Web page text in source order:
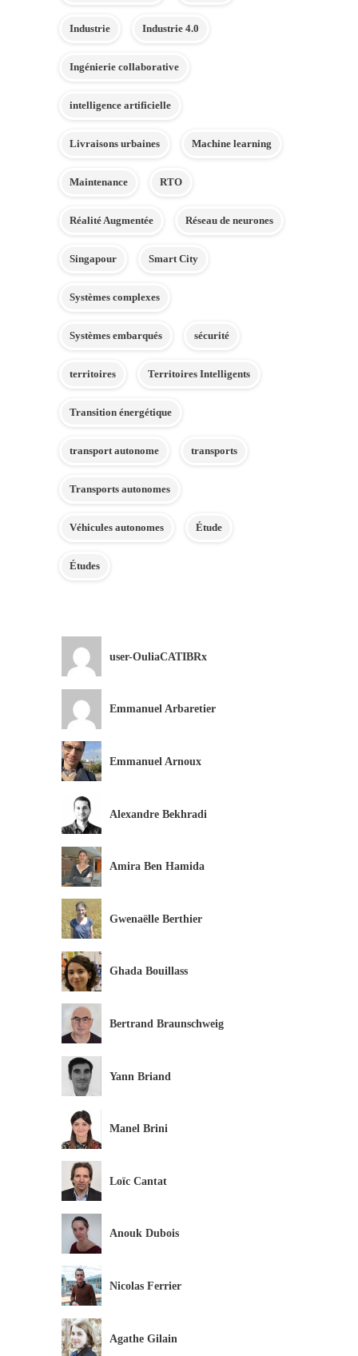
Industrie Industrie 4.0
Ingénierie collaborative
intelligence artificielle
Livraisons urbaines Machine learning
Maintenance RTO
Réalité Augmentée Réseau de neurones
Singapour Smart City
Systèmes complexes
Systèmes embarqués sécurité
territoires Territoires Intelligents
Transition énergétique
transport autonome transports
Transports autonomes
Véhicules autonomes Étude
Études
user-OuliaCATIBRx
Emmanuel Arbaretier
Emmanuel Arnoux
Alexandre Bekhradi
Amira Ben Hamida
Gwenaëlle Berthier
Ghada Bouillass
Bertrand Braunschweig
Yann Briand
Manel Brini
Loïc Cantat
Anouk Dubois
Nicolas Ferrier
Agathe Gilain